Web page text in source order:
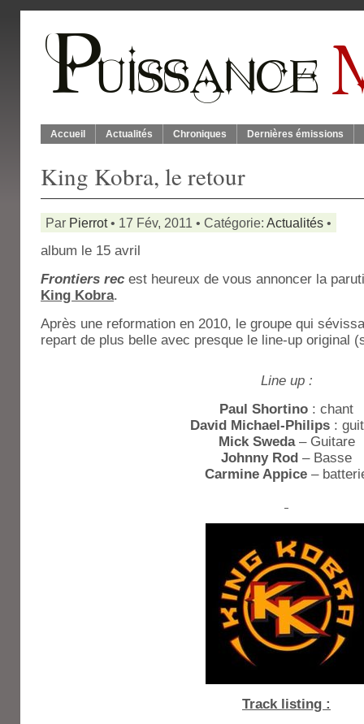
Accueil Actualités Chroniques Dernières émissions
King Kobra, le retour
Par Pierrot• 17 Fév, 2011 • Catégorie: Actualités •
album le 15 avril
Frontiers rec est heureux de vous annoncer la
King Kobra.
Après une reformation en 2010, le groupe qui
repart de plus belle avec presque le line-up original
Line up :
Paul Shortino : chant
David Michael-Philips:
Mick Sweda– Guitare
Johnny Rod – Basse
Carmine Appice –
Track listing :